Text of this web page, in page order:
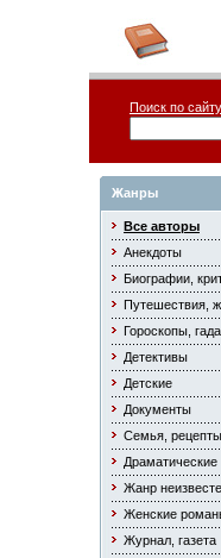
Поиск по
Жанры
Все авторы
Анекдоты
Биографии,
Путешествия,
Гороскопы,
Детективы
Детские
Документы
Семья,
Драматические
Жанр
Женские
Журнал, газета